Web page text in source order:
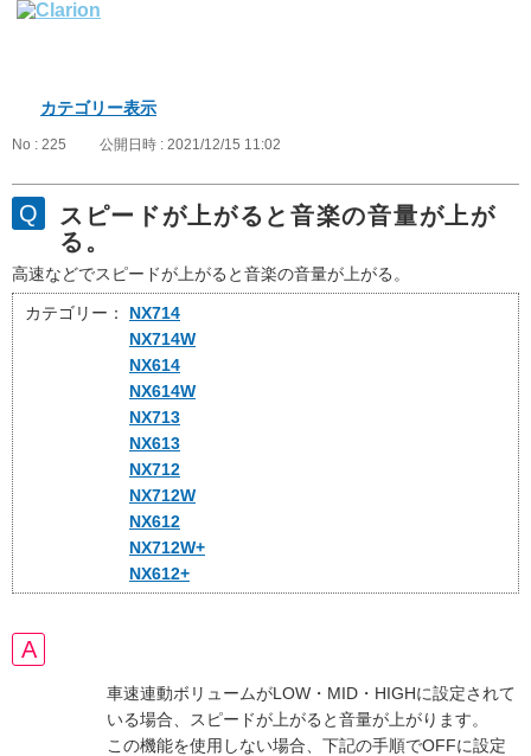
カテゴリー表示
No : 225 公開日時 : 2021/12/15 11:02
スピードが上がると音楽の音量が上が
る。
高速などでスピードが上がると音楽の音量が上がる。
カテゴリー：
NX714
NX714W
NX614
NX614W
NX713
NX613
NX712
NX712W
NX612
NX712W+
NX612+
車速連動ボリュームがLOW・MID・HIGHに設定されて
いる場合、スピードが上がると音量が上がります。
この機能を使用しない場合、下記の手順でOFFに設定